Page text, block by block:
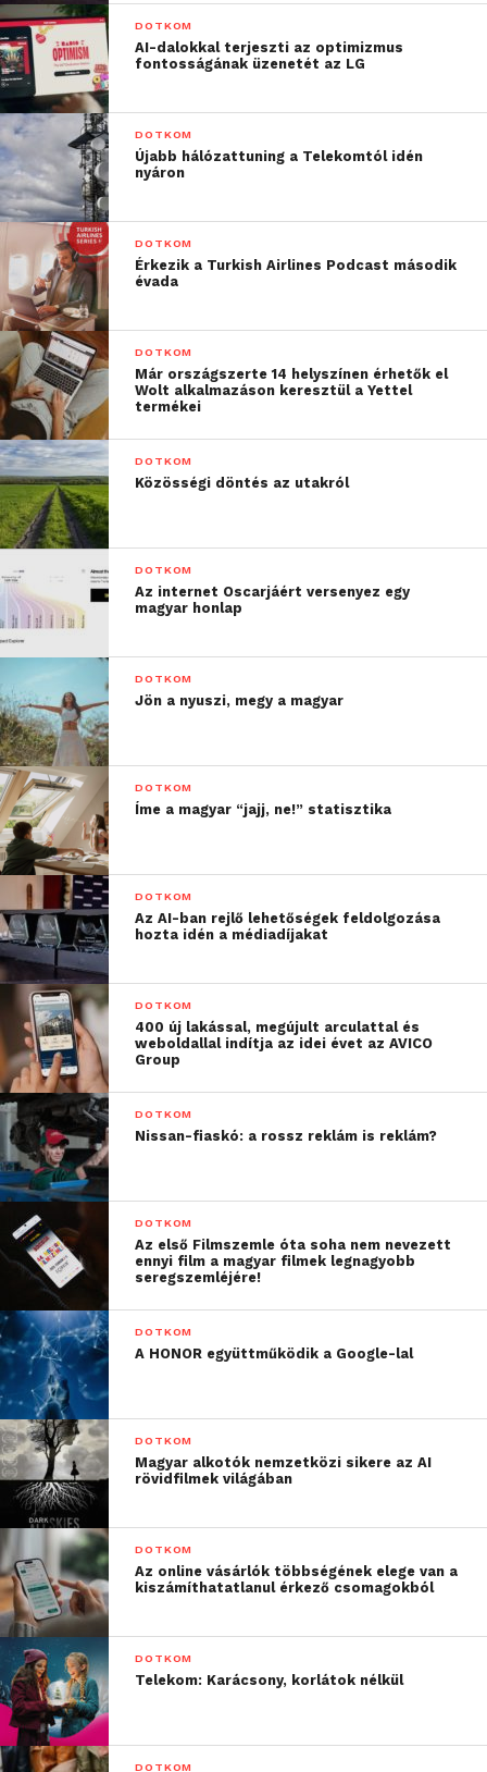
DOTKOM
AI-dalokkal terjeszti az optimizmus
fontosságának üzenetét az LG
DOTKOM
Újabb hálózattuning a Telekomtól idén
nyáron
DOTKOM
Érkezik a Turkish Airlines Podcast második
évada
DOTKOM
Már országszerte 14 helyszínen érhetők el
Wolt alkalmazáson keresztül a Yettel
termékei
DOTKOM
Közösségi döntés az utakról
DOTKOM
Az internet Oscarjáért versenyez egy
magyar honlap
DOTKOM
Jön a nyuszi, megy a magyar
DOTKOM
Íme a magyar “jajj, ne!” statisztika
DOTKOM
Az AI-ban rejlő lehetőségek feldolgozása
hozta idén a médiadíjakat
DOTKOM
400 új lakással, megújult arculattal és
weboldallal indítja az idei évet az AVICO
Group
DOTKOM
Nissan-fiaskó: a rossz reklám is reklám?
DOTKOM
Az első Filmszemle óta soha nem nevezett
ennyi film a magyar filmek legnagyobb
seregszemléjére!
DOTKOM
A HONOR együttműködik a Google-lal
DOTKOM
Magyar alkotók nemzetközi sikere az AI
rövidfilmek világában
DOTKOM
Az online vásárlók többségének elege van a
kiszámíthatatlanul érkező csomagokból
DOTKOM
Telekom: Karácsony, korlátok nélkül
DOTKOM